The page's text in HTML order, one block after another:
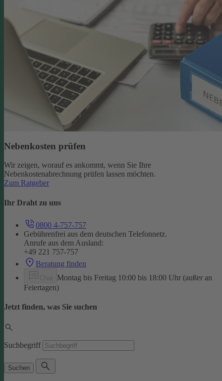
Nebenkosten prüfen
Wir zeigen, worauf es ankommt, wenn Sie Ihre
Nebenkostenabrechnung prüfen lassen möchten.
Zum Ratgeber
Ihr Draht zu uns
0800 4-757-757
Gebührenfrei aus dem deutschen Telefonnetz.
Anrufe aus dem Ausland:
+49 221 757-757
Beratung finden
Montag bis Freitag 10:00 bis 18:00 Uhr (außer an
Feiertagen)
Jetzt finden, was Sie suchen
Suchbegriff
Suchen